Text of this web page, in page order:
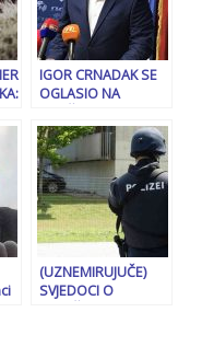
IGOR CRNADAK SE
OGLASIO NA
MREŽAMA: “Lopovi
ne mogu biti
patriote,
zaustavljanje
kriminala u javnom
sektoru je vitalni
nacionalni interes…”
(UZNEMIRUJUČE)
SVJEDOCI O